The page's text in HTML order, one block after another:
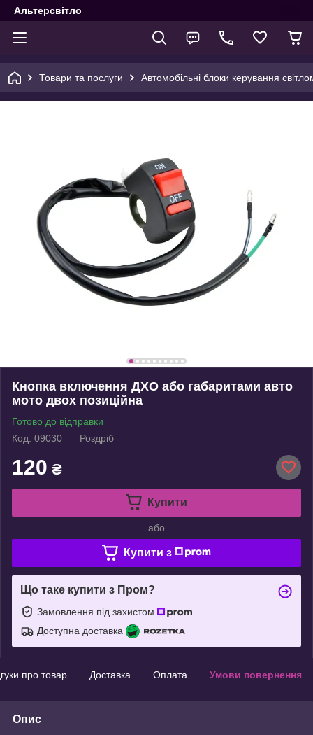
Альтерсвітло
Товари та послуги Автомобільні блоки керування
Кнопка включення ДХО або габаритами авто
мото двох позиційна
Готово до відправки
Код: 09030
Роздріб
120 ₴
Купити
або
Купити з
Що таке купити з Пром?
Замовлення під захистом
Доступна доставка
про товар Доставка Оплата Умови повернення
Опис